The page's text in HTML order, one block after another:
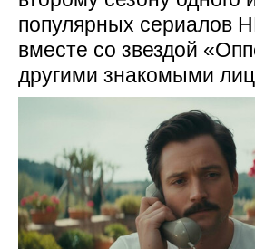
популярных сериалов
вместе со звездой
другими знакомыми